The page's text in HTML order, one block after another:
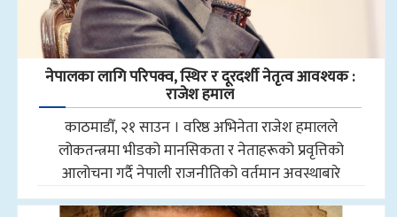
नेपालका लागि परिपक्व, स्थिर र दूरदर्शी नेतृत्व आवश्यक :
राजेश हमाल
काठमाडौँ, २१ साउन । वरिष्ठ अभिनेता राजेश हमालले
लोकतन्त्रमा भीडको मानसिकता र नेताहरूको प्रवृत्तिको
आलोचना गर्दै नेपाली राजनीतिको वर्तमान अवस्थाबारे